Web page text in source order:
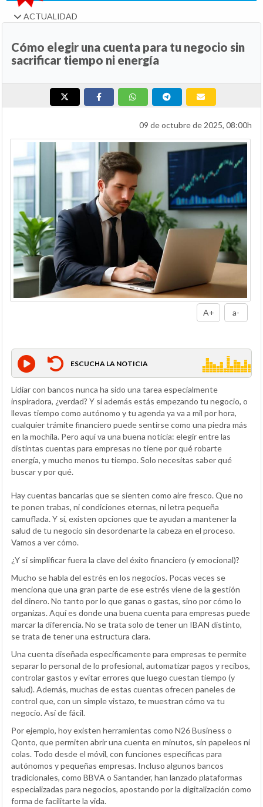
ACTUALIDAD
Cómo elegir una cuenta para tu negocio sin
sacrificar tiempo ni energía
09 de octubre de 2025, 08:00h
A+ a-
ESCUCHA LA NOTICIA
Lidiar con bancos nunca ha sido una tarea especialmente
inspiradora, ¿verdad? Y si además estás empezando tu negocio, o
llevas tiempo como autónomo y tu agenda ya va a mil por hora,
cualquier trámite financiero puede sentirse como una piedra más
en la mochila. Pero aquí va una buena noticia: elegir entre las
distintas cuentas para empresas no tiene por qué robarte
energía, y mucho menos tu tiempo. Solo necesitas saber qué
buscar y por qué.
Hay cuentas bancarias que se sienten como aire fresco. Que no
te ponen trabas, ni condiciones eternas, ni letra pequeña
camuflada. Y sí, existen opciones que te ayudan a mantener la
salud de tu negocio sin desordenarte la cabeza en el proceso.
Vamos a ver cómo.
¿Y si simplificar fuera la clave del éxito financiero (y emocional)?
Mucho se habla del estrés en los negocios. Pocas veces se
menciona que una gran parte de ese estrés viene de la gestión
del dinero. No tanto por lo que ganas o gastas, sino por cómo lo
organizas. Aquí es donde una buena cuenta para empresas puede
marcar la diferencia. No se trata solo de tener un IBAN distinto,
se trata de tener una estructura clara.
Una cuenta diseñada específicamente para empresas te permite
separar lo personal de lo profesional, automatizar pagos y recibos,
controlar gastos y evitar errores que luego cuestan tiempo (y
salud). Además, muchas de estas cuentas ofrecen paneles de
control que, con un simple vistazo, te muestran cómo va tu
negocio. Así de fácil.
Por ejemplo, hoy existen herramientas como N26 Business o
Qonto, que permiten abrir una cuenta en minutos, sin papeleos ni
colas. Todo desde el móvil, con funciones específicas para
autónomos y pequeñas empresas. Incluso algunos bancos
tradicionales, como BBVA o Santander, han lanzado plataformas
especializadas para negocios, apostando por la digitalización como
forma de facilitarte la vida.